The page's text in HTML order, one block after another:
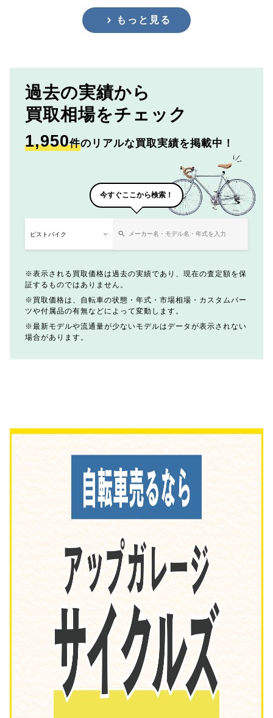
もっと見る
過去の実績から
買取相場をチェック
1,950件のリアルな買取実績を掲載中！
今すぐここから検索！
表示される買取価格は過去の実績であり、現在の査定額を保
証するものではありません。
買取価格は、自転車の状態・年式・市場相場・カスタムパー
ツや付属品の有無などによって変動します。
最新モデルや流通量が少ないモデルはデータが表示されない
場合があります。